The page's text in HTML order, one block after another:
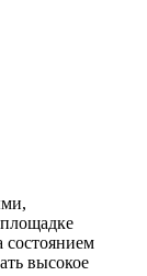
состоянием
высокое